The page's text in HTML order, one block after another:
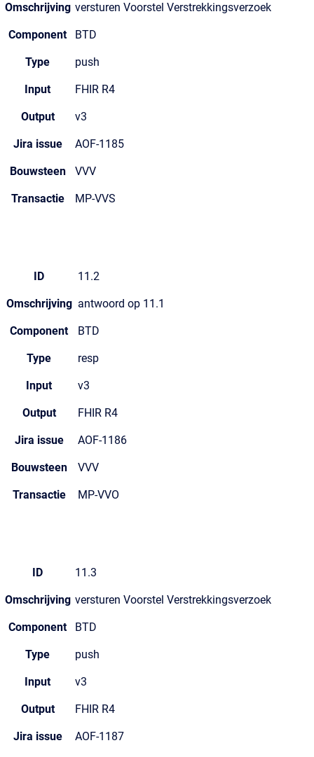
Omschrijving versturen Voorstel Verstrekkingsverzoek
Component BTD
Type push
Input FHIR R4
Output v3
Jira issue AOF-1185
Bouwsteen VVV
Transactie MP-VVS
ID 11.2
Omschrijving antwoord op 11.1
Component BTD
Type resp
Input v3
Output FHIR R4
Jira issue AOF-1186
Bouwsteen VVV
Transactie MP-VVO
ID 11.3
Omschrijving versturen Voorstel Verstrekkingsverzoek
Component BTD
Type push
Input v3
Output FHIR R4
Jira issue AOF-1187